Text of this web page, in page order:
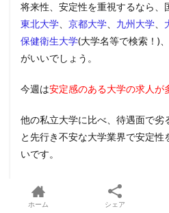
将来性、安定性を重視するなら、
東北大学
京都大学 九州大学
保健衛生大学(大学名等で検索！)、
がいいでしょう。
今週は安定感のある大学の求人が
他の私立大学に比べ、待遇面で劣
と先行き不安な大学業界で安定性
いです。
また、
国公立大・医療系大学共に
で、狙い目
でもあります。
ホーム シェア